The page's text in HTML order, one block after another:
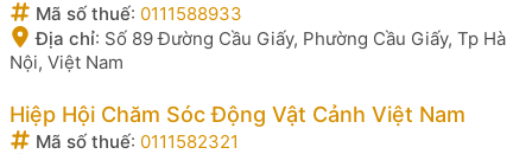
Mã số thuế: 0111588933
Địa chỉ: Số 89 Đường Cầu Giấy, Phường Cầu Giấy, Tp Hà
Nội, Việt Nam
Hiệp Hội Chăm Sóc Động Vật Cảnh Việt Nam
Mã số thuế: 0111582321